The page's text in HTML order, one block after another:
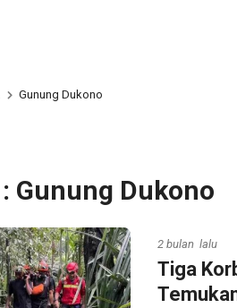
Gunung Dukono
Gunung Dukono
2 bulan lalu
Tiga